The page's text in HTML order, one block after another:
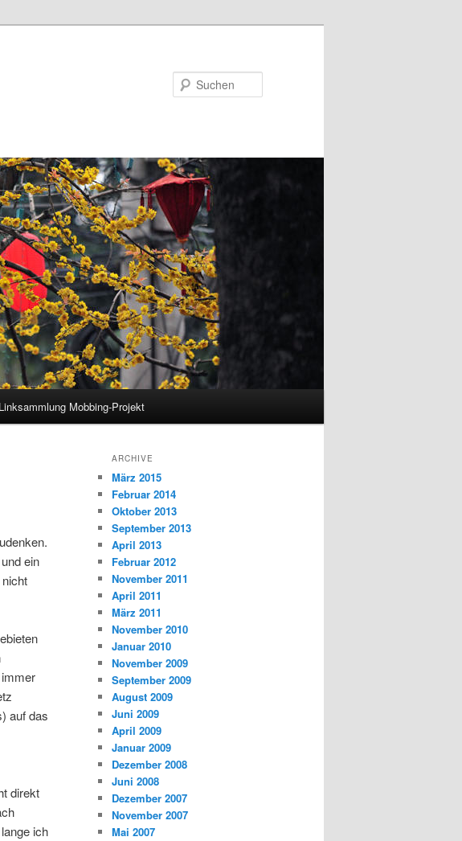
Linksammlung Mobbing-Projekt
ein
auf das
direkt
ich
ARCHIVE
März 2015
Februar 2014
Oktober 2013
September 2013
April 2013
Februar 2012
November 2011
April 2011
März 2011
November 2010
Januar 2010
November 2009
September 2009
August 2009
Juni 2009
April 2009
Januar 2009
Dezember 2008
Juni 2008
Dezember 2007
November 2007
Mai 2007